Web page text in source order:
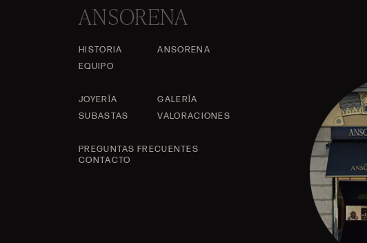
ANSORENA
HISTORIA
ANSORENA
EQUIPO
JOYERÍA
GALERÍA
SUBASTAS
VALORACIONES
PREGUNTAS FRECUENTES
CONTACTO